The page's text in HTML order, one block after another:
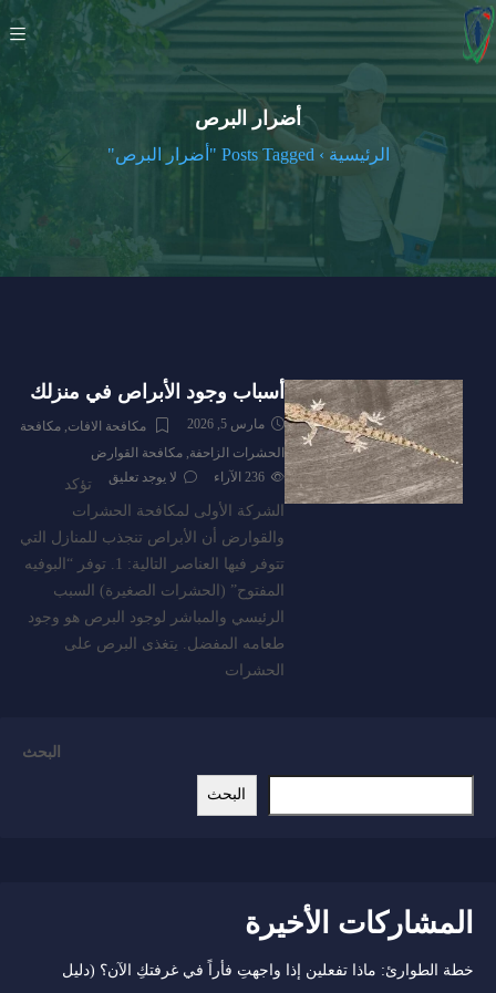
أضرار البرص
الرئيسية › Posts Tagged "أضرار البرص"
أسباب وجود الأبراص في منزلك
مارس 5, 2026 مكافحة الافات,مكافحة
الحشرات الزاحفة,مكافحة القوارض
لا يوجد تعليق
236 الآراء
تؤكد
الشركة الأولى لمكافحة الحشرات
والقوارض أن الأبراص تنجذب للمنازل التي
تتوفر فيها العناصر التالية: 1. توفر “البوفيه
المفتوح” (الحشرات الصغيرة) السبب
الرئيسي والمباشر لوجود البرص هو وجود
طعامه المفضل. يتغذى البرص على
الحشرات
البحث
البحث
المشاركات الأخيرة
خطة الطوارئ: ماذا تفعلين إذا واجهتِ فأراً في غرفتكِ الآن؟ (دليل